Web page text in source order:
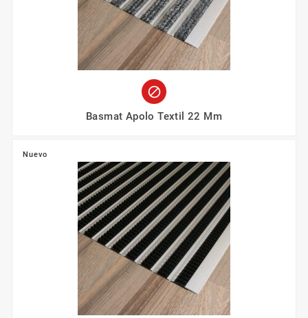

Basmat Apolo Textil 22 Mm
Nuevo